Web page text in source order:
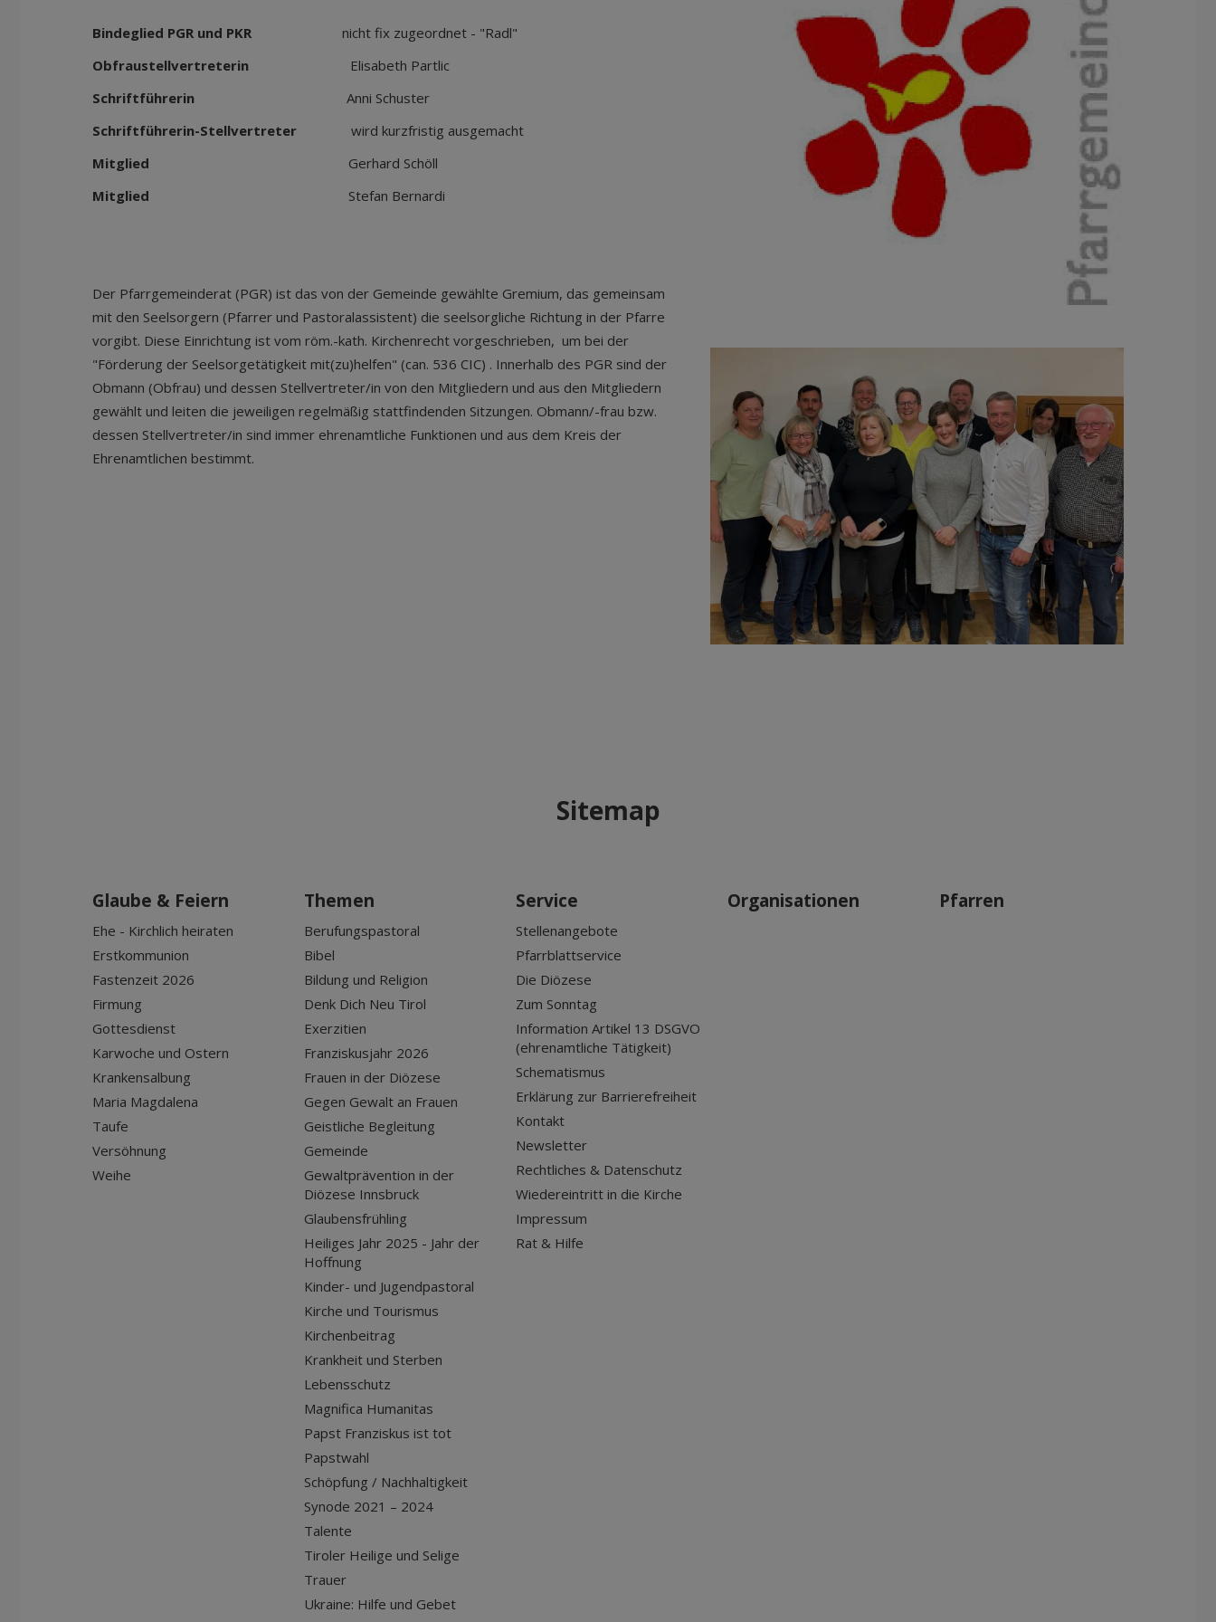
Bindeglied PGR und PKR nicht fix zugeordnet - "Radl"
Obfraustellvertreterin Elisabeth Partlic
Schriftführerin
Anni Schuster
Schriftführerin-Stellvertreter wird kurzfristig ausgemacht
Mitglied Gerhard Schöll
Mitglied Stefan Bernardi
Der Pfarrgemeinderat (PGR) ist das von der Gemeinde gewählte Gremium, das gemeinsam
mit den Seelsorgern (Pfarrer und Pastoralassistent) die seelsorgliche Richtung in der Pfarre
vorgibt. Diese Einrichtung ist vom röm.-kath. Kirchenrecht vorgeschrieben, um bei der
"Förderung der Seelsorgetätigkeit mit(zu)helfen" (can. 536 CIC) . Innerhalb des PGR sind der
Obmann (Obfrau) und dessen Stellvertreter/in von den Mitgliedern und aus den Mitgliedern
gewählt und leiten die jeweiligen regelmäßig stattfindenden Sitzungen. Obmann/-frau bzw.
dessen Stellvertreter/in sind immer ehrenamtliche Funktionen und aus dem Kreis der
Ehrenamtlichen bestimmt.
Sitemap
Glaube & Feiern
Ehe - Kirchlich heiraten
Erstkommunion
Fastenzeit 2026
Firmung
Gottesdienst
Karwoche und Ostern
Krankensalbung
Maria Magdalena
Taufe
Versöhnung
Weihe
Themen
Berufungspastoral
Bibel
Bildung und Religion
Denk Dich Neu Tirol
Exerzitien
Franziskusjahr 2026
Frauen in der Diözese
Gegen Gewalt an Frauen
Geistliche Begleitung
Gemeinde
Gewaltprävention in der
Diözese Innsbruck
Glaubensfrühling
Heiliges Jahr 2025 - Jahr der
Hoffnung
Kinder- und Jugendpastoral
Kirche und Tourismus
Kirchenbeitrag
Krankheit und Sterben
Lebensschutz
Magnifica Humanitas
Papst Franziskus ist tot
Papstwahl
Schöpfung / Nachhaltigkeit
Synode 2021 – 2024
Talente
Tiroler Heilige und Selige
Trauer
Ukraine: Hilfe und Gebet
Service
Stellenangebote
Pfarrblattservice
Die Diözese
Zum Sonntag
Information Artikel 13 DSGVO
(ehrenamtliche Tätigkeit)
Schematismus
Erklärung zur Barrierefreiheit
Kontakt
Newsletter
Rechtliches & Datenschutz
Wiedereintritt in die Kirche
Impressum
Rat & Hilfe
Organisationen Pfarren